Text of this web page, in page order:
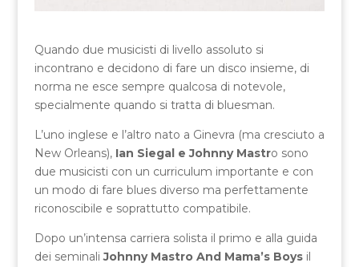
Quando due musicisti di livello assoluto si
incontrano e decidono di fare un disco insieme, di
norma ne esce sempre qualcosa di notevole,
specialmente quando si tratta di bluesman.
L’uno inglese e l’altro nato a Ginevra (ma cresciuto a
New Orleans), Ian Siegal e Johnny Mastro sono
due musicisti con un curriculum importante e con
un modo di fare blues diverso ma perfettamente
riconoscibile e soprattutto compatibile.
Dopo un’intensa carriera solista il primo e alla guida
dei seminaliJohnny Mastro And Mama’s Boysil